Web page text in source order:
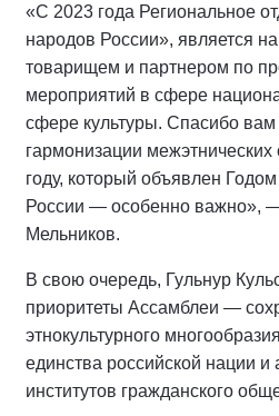
«С 2023 года Региональное
народов России», является
товарищем и партнером по
мероприятий в сфере
сфере культуры. Спасибо
гармонизации
году, который объявлен
России — особенно важно»,
Мельников.
В свою очередь, Гульнур
приоритеты Ассамблеи —
этнокультурного
единства российской нации и
институтов гражданского